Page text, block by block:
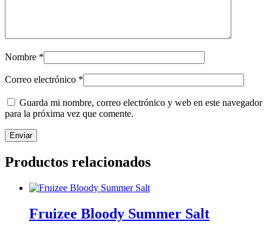
Nombre *
Correo electrónico *
Guarda mi nombre, correo electrónico y web en este navegador
para la próxima vez que comente.
Productos relacionados
Fruizee Bloody Summer Salt